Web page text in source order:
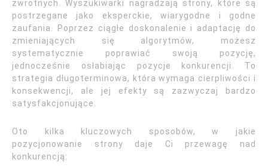
zwrotnych. Wyszukiwarki nagradzają strony, które są
postrzegane jako eksperckie, wiarygodne i godne
zaufania. Poprzez ciągłe doskonalenie i adaptację do
zmieniających się algorytmów, możesz
systematycznie poprawiać swoją pozycję,
jednocześnie osłabiając pozycje konkurencji. To
strategia długoterminowa, która wymaga cierpliwości i
konsekwencji, ale jej efekty są zazwyczaj bardzo
satysfakcjonujące.
Oto kilka kluczowych sposobów, w jakie
pozycjonowanie strony daje Ci przewagę nad
konkurencją: